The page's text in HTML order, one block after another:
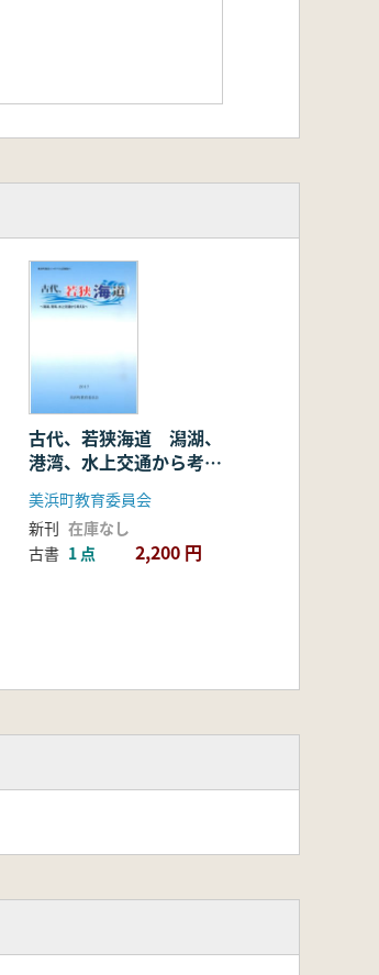
古代、若狭海道 潟湖、
港湾、水上交通から考え
る
美浜町教育委員会
新刊 在庫なし
古書 1 点 2,200 円